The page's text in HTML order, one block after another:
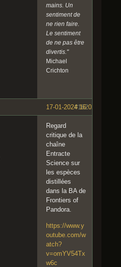
mains. Un
sentiment de
ne rien faire.
Le sentiment
de ne pas être
divertis."
Michael
Crichton
#162
17-01-2024 16:02:59
Regard
critique de la
chaîne
Entracte
Science sur
les espèces
distillées
dans la BA de
Frontiers of
Pandora.
https://www.y
outube.com/w
atch?
v=omYV54Tx
w6c